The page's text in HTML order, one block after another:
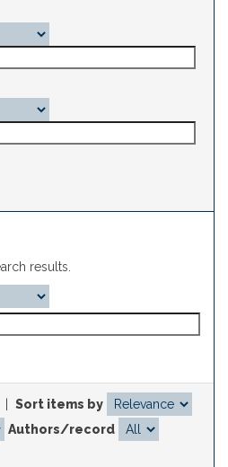
results.
Sort items by
Authors/record